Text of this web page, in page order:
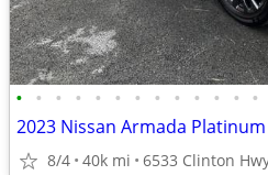
• • • • • • • • • • • • •
2023 Nissan Armada Platinum
8/4 40k mi 6533 Clinton